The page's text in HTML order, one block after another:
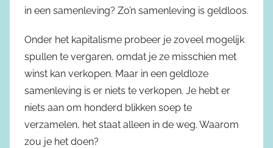
in een samenleving? Zo’n samenleving is geldloos.
Onder het kapitalisme probeer je zoveel mogelijk
spullen te vergaren, omdat je ze misschien met
winst kan verkopen. Maar in een geldloze
samenleving is er niets te verkopen. Je hebt er
niets aan om honderd blikken soep te
verzamelen, het staat alleen in de weg. Waarom
zou je het doen?